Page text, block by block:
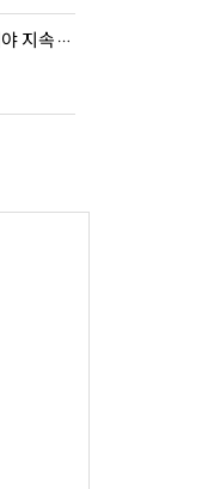
야 지속…